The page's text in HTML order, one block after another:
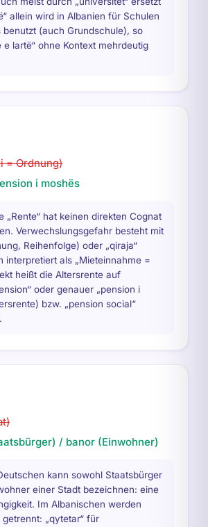
allein wird in Albanien für Schulen
benutzt (auch Grundschule), so
e lartë“ ohne Kontext mehrdeutig
= Ordnung)
i moshës
„Rente“ hat keinen direkten Cognat
Verwechslungsgefahr besteht mit
Reihenfolge) oder „qiraja“
interpretiert als „Mieteinnahme =
heißt die Altersrente auf
oder genauer „pension i
bzw. „pension social“
/ banor (Einwohner)
kann sowohl Staatsbürger
einer Stadt bezeichnen: eine
Im Albanischen werden
„qytetar“ für